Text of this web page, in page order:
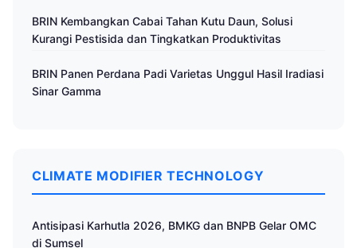
BRIN Kembangkan Cabai Tahan Kutu Daun, Solusi
Kurangi Pestisida dan Tingkatkan Produktivitas
BRIN Panen Perdana Padi Varietas Unggul Hasil Iradiasi
Sinar Gamma
CLIMATE MODIFIER TECHNOLOGY
Antisipasi Karhutla 2026, BMKG dan BNPB Gelar OMC
di Sumsel